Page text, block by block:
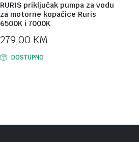
RURIS priključak pumpa za vodu
za motorne kopačice Ruris
6500K i 7000K
279,00 KM
DOSTUPNO